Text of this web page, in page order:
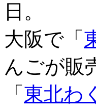
日。
大阪で「
んごが販
「 東北わ